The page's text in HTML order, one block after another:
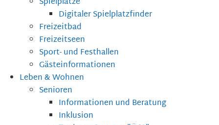
Digitaler Spielplatzfinder
Freizeitbad
Freizeitseen
Sport- und Festhallen
Gästeinformationen
Leben & Wohnen
Senioren
Informationen und Beratung
Inklusion